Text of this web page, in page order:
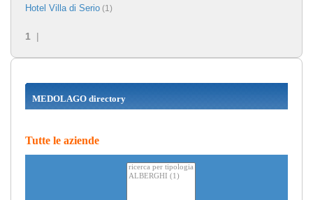
Hotel Villa di Serio (1)
1 |
MEDOLAGO directory
Tutte le aziende